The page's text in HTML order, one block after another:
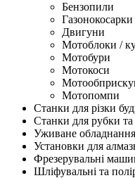
Бензопили
Газонокосарки
Двигуни
Мотоблоки /
Мотобури
Мотокоси
Мотопомпи
Станки для різки
Станки для рубки
Уживане обладнання
Установки для
Фрезерувальні
Шліфувальні та